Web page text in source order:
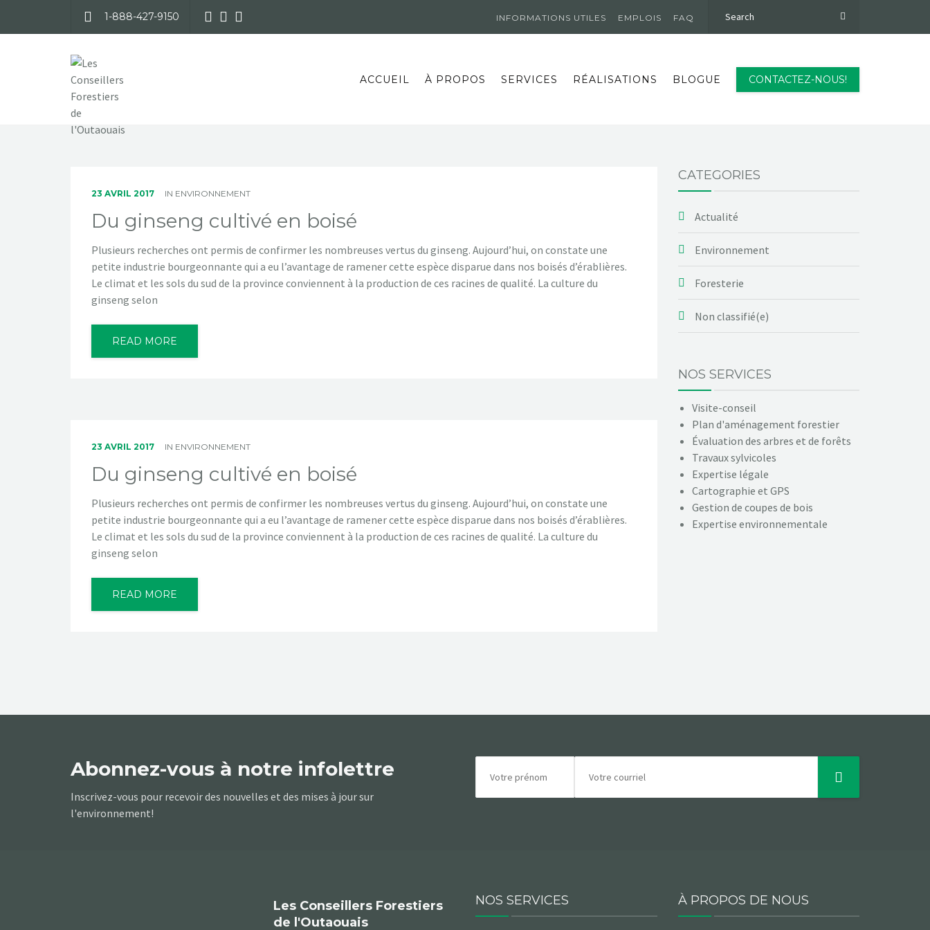
1-888-427-9150 INFORMATIONS UTILES EMPLOIS FAQ
ACCUEIL À PROPOS SERVICES RÉALISATIONS BLOGUE CONTACTEZ-NOUS!
23 AVRIL 2017 IN ENVIRONNEMENT
Du ginseng cultivé en boisé
Plusieurs recherches ont permis de confirmer les nombreuses vertus du ginseng. Aujourd’hui, on constate une
petite industrie bourgeonnante qui a eu l’avantage de ramener cette espèce disparue dans nos boisés d’érablières.
Le climat et les sols du sud de la province conviennent à la production de ces racines de qualité. La culture du
ginseng selon
READ MORE
23 AVRIL 2017 IN ENVIRONNEMENT
Du ginseng cultivé en boisé
Plusieurs recherches ont permis de confirmer les nombreuses vertus du ginseng. Aujourd’hui, on constate une
petite industrie bourgeonnante qui a eu l’avantage de ramener cette espèce disparue dans nos boisés d’érablières.
Le climat et les sols du sud de la province conviennent à la production de ces racines de qualité. La culture du
ginseng selon
READ MORE
CATEGORIES
Actualité
Environnement
Foresterie
Non classifié(e)
NOS SERVICES
Visite-conseil
Plan d'aménagement forestier
Évaluation des arbres et de forêts
Travaux sylvicoles
Expertise légale
Cartographie et GPS
Gestion de coupes de bois
Expertise environnementale
Abonnez-vous à notre infolettre
Inscrivez-vous pour recevoir des nouvelles et des mises à jour sur
l'environnement!
Les Conseillers Forestiers
de l'Outaouais
NOS SERVICES À PROPOS DE NOUS